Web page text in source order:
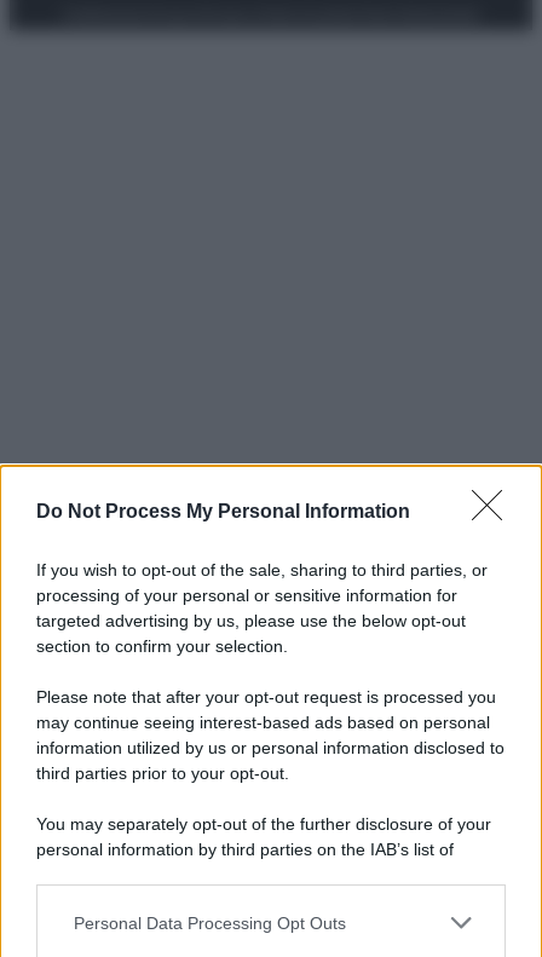
Do Not Process My Personal Information
If you wish to opt-out of the sale, sharing to third parties, or
processing of your personal or sensitive information for
targeted advertising by us, please use the below opt-out
section to confirm your selection.
Please note that after your opt-out request is processed you
may continue seeing interest-based ads based on personal
information utilized by us or personal information disclosed to
third parties prior to your opt-out.
You may separately opt-out of the further disclosure of your
personal information by third parties on the IAB’s list of
This information may also be disclosed by us to third parties
Personal Data Processing Opt Outs